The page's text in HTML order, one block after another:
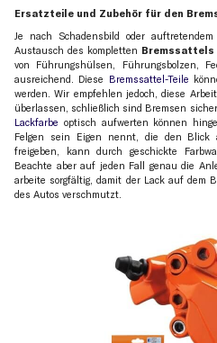
Ersatzteile und Zubehör für den
Je nach Schadensbild oder
Austausch des kompletten Bremssattels
von Führungshülsen, Führungsbolzen,
ausreichend. Diese Bremssattel-Teile
werden. Wir empfehlen jedoch, diese
überlassen, schließlich sind Bremsen
Lackfarbe optisch aufwerten können
Felgen sein Eigen nennt, die den Blick
freigeben, kann durch geschickte
Beachte aber auf jeden Fall genau die
arbeite sorgfältig, damit der Lack auf dem
des Autos verschmutzt.